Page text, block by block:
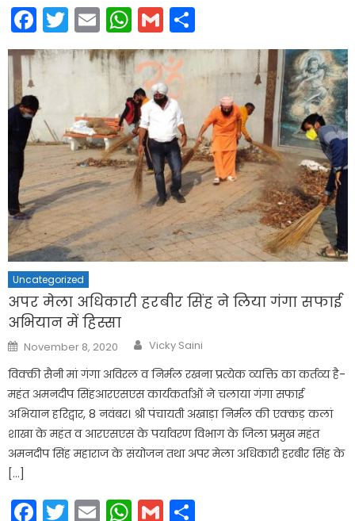
Facebook
Twitter
EmailWhatsApp
Gmail
Uncategorized
अपर मेला अधिकारी हरबीर सिंह ने लिया गंगा सफाई
अभियान में हिस्सा
Posted
on
November 8, 2020 Author
Vicky Saini
विक्की सैनी मां गंगा अविरल व निर्मल रखना प्रत्येक व्यक्ति का कर्तव्य है-
महंत अमनदीप सिंहआरएसएस कार्यकर्ताओं ने चलाया गंगा सफाई
अभियान हरिद्वार, 8 नवंबर। श्री पंचायती अखाड़ा निर्मल की एक्कड़ कलां
शाखा के महंत व आरएसएस के पर्यावरण विभाग के जिला प्रमुख महंत
अमनदीप सिंह महाराज के संयोजन तथा अपर मेला अधिकारी हरबीर सिंह के
[…]
Facebook
Twitter
EmailWhatsApp
Gmail